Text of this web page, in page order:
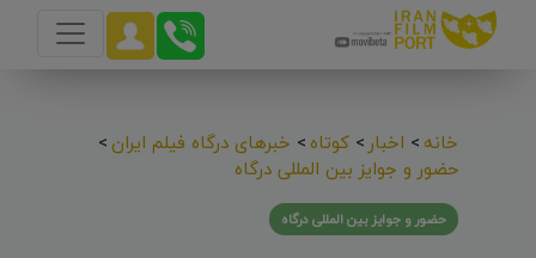
خانه> اخبار> کوتاه> خبرهای درگاه فیلم ایران>
حضور و جوایز بین المللی درگاه
حضور و جوایز بین المللی درگاه